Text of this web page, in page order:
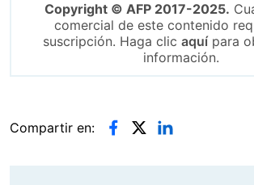
Copyright © AFP 2017-2025.
comercial de este contenido
suscripción. Haga clic aquípara
información.
Compartir en: